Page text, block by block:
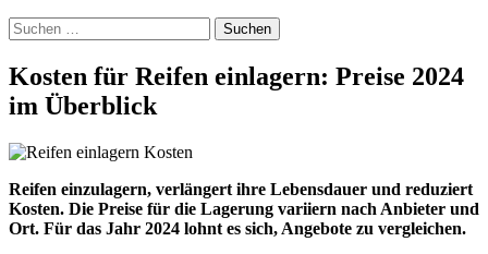
Suchen
nach:
Kosten für Reifen einlagern: Preise 2024
im Überblick
Reifen einzulagern, verlängert ihre Lebensdauer und reduziert
Kosten. Die Preise für die Lagerung variiern nach Anbieter und
Ort. Für das Jahr 2024 lohnt es sich, Angebote zu vergleichen.